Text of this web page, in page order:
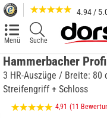
4.94 /
Menü Suche
Hammerbacher
3 HR-Auszüge / Breite:
Streifengriff + Schloss
4,91 (11